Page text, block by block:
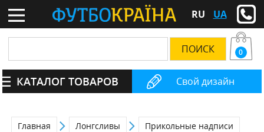
RU UA
Свой дизайн
0
КАТАЛОГ ТОВАРОВ
Главная Лонгсливы Прикольные надписи